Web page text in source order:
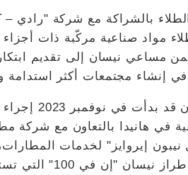
بالشراكة مع شركة "رادي
مواد صناعية مركّبة ذات
مساعي نيسان إلى تقديم
إنشاء مجتمعات أكثر استدامة
في هانيدا بالتعاون مع شركة
إيروايز" لخدمات
خدمات من طراز